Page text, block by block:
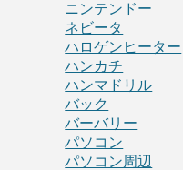
ニンテンドー
ネビータ
ハロゲンヒーター
ハンカチ
ハンマドリル
バック
バーバリー
パソコン
パソコン周辺